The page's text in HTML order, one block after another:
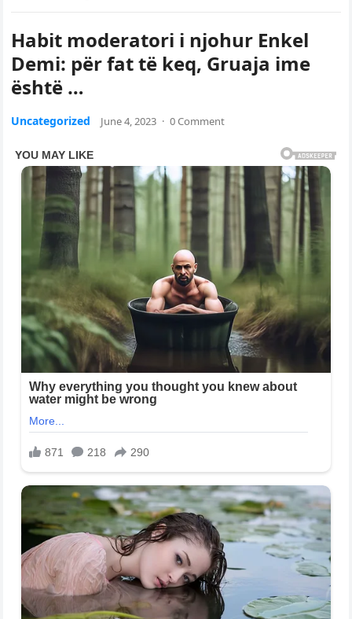
Habit moderatori i njohur Enkel
Demi: për fat të keq, Gruaja ime
është …
Uncategorized June 4, 2023 · 0 Comment